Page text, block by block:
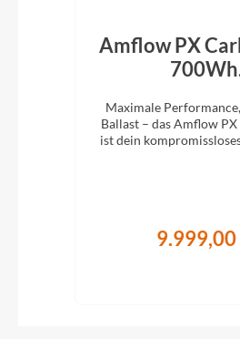
Amflow PX
700Wh
Maximale
Ballast – das Amflow
ist dein
9.999,00